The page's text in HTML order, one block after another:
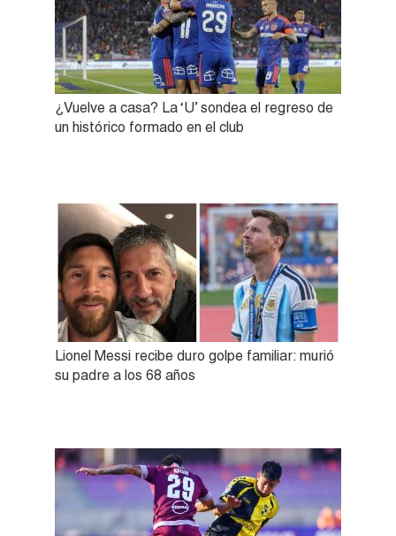
¿Vuelve a casa? La ‘U’ sondea el regreso de
un histórico formado en el club
Lionel Messi recibe duro golpe familiar: murió
su padre a los 68 años